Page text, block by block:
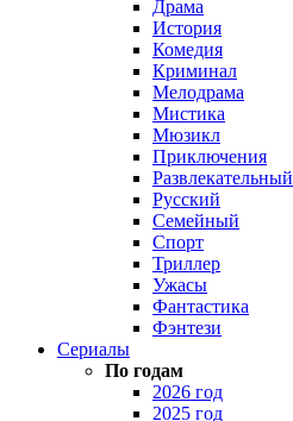
Драма
История
Комедия
Криминал
Мелодрама
Мистика
Мюзикл
Приключения
Развлекательный
Русский
Семейный
Спорт
Триллер
Ужасы
Фантастика
Фэнтези
Сериалы
По годам
2026 год
2025 год